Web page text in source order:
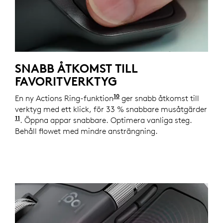
SNABB ÅTKOMST TILL
FAVORITVERKTYG
En ny Actions Ring-funktion10 Kräver Logi Options+
ger snabb åtkomst till
verktyg med ett klick, för 33 % snabbare musåtgärder
11 Med Actions Ring-genvägar och MX Master 4.
. Öppna appar snabbare. Optimera vanliga steg.
Behåll flowet med mindre ansträngning.